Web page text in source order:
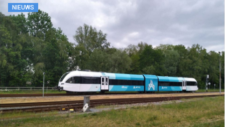
NIEUWS